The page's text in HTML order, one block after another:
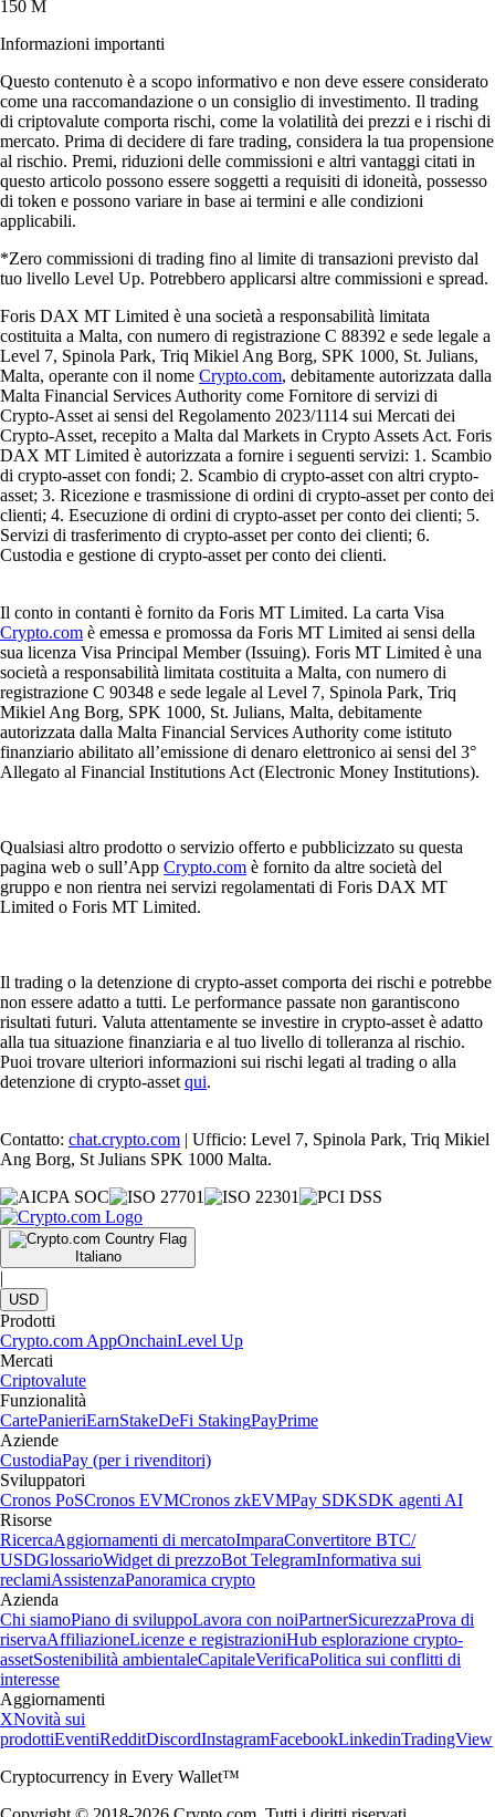
150 M
Informazioni importanti
Questo contenuto è a scopo informativo e non deve essere considerato
come una raccomandazione o un consiglio di investimento. Il trading
di criptovalute comporta rischi, come la volatilità dei prezzi e i rischi di
mercato. Prima di decidere di fare trading, considera la tua propensione
al rischio. Premi, riduzioni delle commissioni e altri vantaggi citati in
questo articolo possono essere soggetti a requisiti di idoneità, possesso
di token e possono variare in base ai termini e alle condizioni
applicabili.
*Zero commissioni di trading fino al limite di transazioni previsto dal
tuo livello Level Up. Potrebbero applicarsi altre commissioni e spread.
Foris DAX MT Limited è una società a responsabilità limitata
costituita a Malta, con numero di registrazione C 88392 e sede legale a
Level 7, Spinola Park, Triq Mikiel Ang Borg, SPK 1000, St. Julians,
Malta, operante con il nome Crypto.com, debitamente autorizzata dalla
Malta Financial Services Authority come Fornitore di servizi di
Crypto-Asset ai sensi del Regolamento 2023/1114 sui Mercati dei
Crypto-Asset, recepito a Malta dal Markets in Crypto Assets Act. Foris
DAX MT Limited è autorizzata a fornire i seguenti servizi: 1. Scambio
di crypto-asset con fondi; 2. Scambio di crypto-asset con altri crypto-
asset; 3. Ricezione e trasmissione di ordini di crypto-asset per conto dei
clienti; 4. Esecuzione di ordini di crypto-asset per conto dei clienti; 5.
Servizi di trasferimento di crypto-asset per conto dei clienti; 6.
Custodia e gestione di crypto-asset per conto dei clienti.
Il conto in contanti è fornito da Foris MT Limited. La carta Visa
Crypto.com è emessa e promossa da Foris MT Limited ai sensi della
sua licenza Visa Principal Member (Issuing). Foris MT Limited è una
società a responsabilità limitata costituita a Malta, con numero di
registrazione C 90348 e sede legale al Level 7, Spinola Park, Triq
Mikiel Ang Borg, SPK 1000, St. Julians, Malta, debitamente
autorizzata dalla Malta Financial Services Authority come istituto
finanziario abilitato all’emissione di denaro elettronico ai sensi del 3°
Allegato al Financial Institutions Act (Electronic Money Institutions).
Qualsiasi altro prodotto o servizio offerto e pubblicizzato su questa
pagina web o sull’App Crypto.com è fornito da altre società del
gruppo e non rientra nei servizi regolamentati di Foris DAX MT
Limited o Foris MT Limited.
Il trading o la detenzione di crypto-asset comporta dei rischi e potrebbe
non essere adatto a tutti. Le performance passate non garantiscono
risultati futuri. Valuta attentamente se investire in crypto-asset è adatto
alla tua situazione finanziaria e al tuo livello di tolleranza al rischio.
Puoi trovare ulteriori informazioni sui rischi legati al trading o alla
detenzione di crypto-asset qui.
Contatto: chat.crypto.com | Ufficio: Level 7, Spinola Park, Triq Mikiel
Ang Borg, St Julians SPK 1000 Malta.
Italiano
|
USD
Prodotti
Crypto.com AppOnchainLevel Up
Mercati
Criptovalute
Funzionalità
CartePanieriEarnStakeDeFi StakingPayPrime
Aziende
CustodiaPay (per i rivenditori)
Sviluppatori
Cronos PoSCronos EVMCronos zkEVMPay SDKSDK agenti AI
Risorse
RicercaAggiornamenti di mercatoImparaConvertitore BTC/
USDGlossarioWidget di prezzoBot TelegramInformativa sui
reclamiAssistenzaPanoramica crypto
Azienda
Chi siamoPiano di sviluppoLavora con noiPartnerSicurezzaProva di
riservaAffiliazioneLicenze e registrazioniHub esplorazione crypto-
assetSostenibilità ambientaleCapitaleVerificaPolitica sui conflitti di
interesse
Aggiornamenti
XNovità sui
prodottiEventiRedditDiscordInstagramFacebookLinkedinTradingView
Cryptocurrency in Every Wallet™